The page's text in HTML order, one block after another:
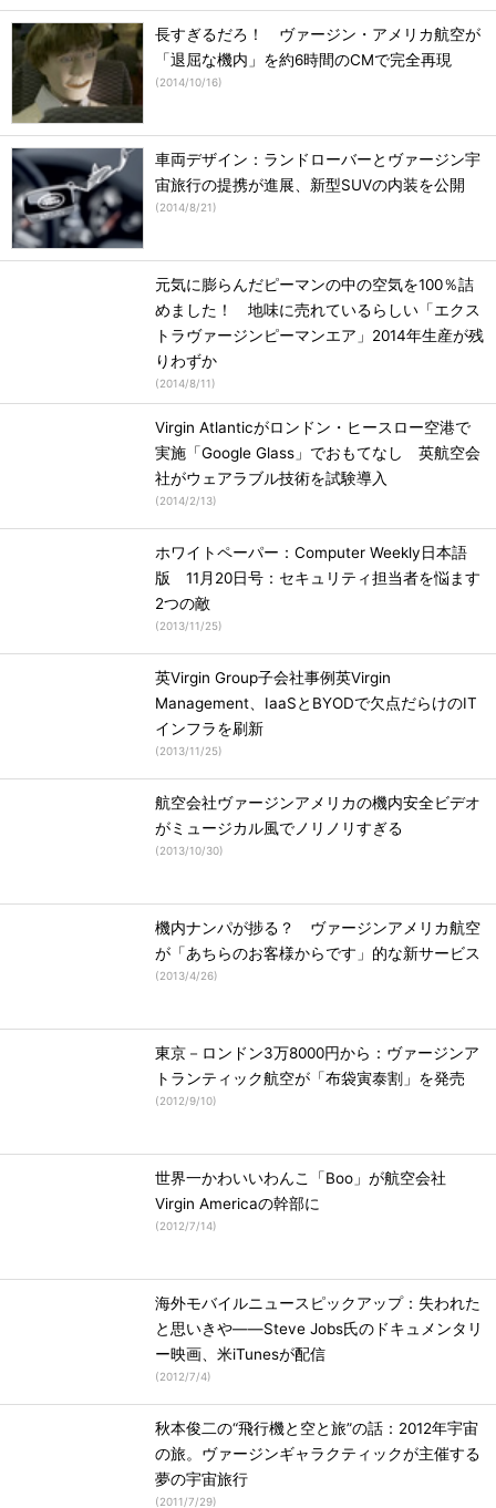
長すぎるだろ！ ヴァージン・アメリカ航空が
「退屈な機内」を約6時間のCMで完全再現
(2014/10/16)
車両デザイン：ランドローバーとヴァージン宇
宙旅行の提携が進展、新型SUVの内装を公開
(2014/8/21)
元気に膨らんだピーマンの中の空気を100％詰
めました！ 地味に売れているらしい「エクス
トラヴァージンピーマンエア」2014年生産が残
りわずか
(2014/8/11)
Virgin Atlanticがロンドン・ヒースロー空港で
実施「Google Glass」でおもてなし 英航空会
社がウェアラブル技術を試験導入
(2014/2/13)
ホワイトペーパー：Computer Weekly日本語
版 11月20日号：セキュリティ担当者を悩ます
2つの敵
(2013/11/25)
英Virgin Group子会社事例英Virgin
Management、IaaSとBYODで欠点だらけのIT
インフラを刷新
(2013/11/25)
航空会社ヴァージンアメリカの機内安全ビデオ
がミュージカル風でノリノリすぎる
(2013/10/30)
機内ナンパが捗る？ ヴァージンアメリカ航空
が「あちらのお客様からです」的な新サービス
(2013/4/26)
東京－ロンドン3万8000円から：ヴァージンア
トランティック航空が「布袋寅泰割」を発売
(2012/9/10)
世界一かわいいわんこ「Boo」が航空会社
Virgin Americaの幹部に
(2012/7/14)
海外モバイルニュースピックアップ：失われた
と思いきや――Steve Jobs氏のドキュメンタリ
ー映画、米iTunesが配信
(2012/7/4)
秋本俊二の“飛行機と空と旅”の話：2012年宇宙
の旅。ヴァージンギャラクティックが主催する
夢の宇宙旅行
(2011/7/29)